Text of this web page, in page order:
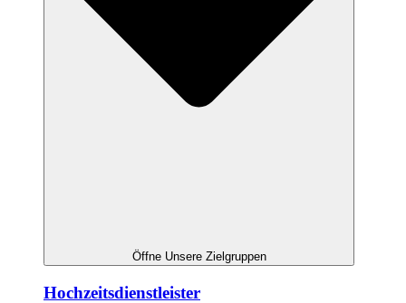
Öffne Unsere Zielgruppen
Hochzeitsdienstleister